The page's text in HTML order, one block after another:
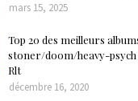
mars 15, 2025
Top 20 des meilleurs
stoner/doom/heavy-psych
Rlt
décembre 16, 2020